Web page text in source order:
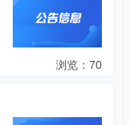
浏览：70